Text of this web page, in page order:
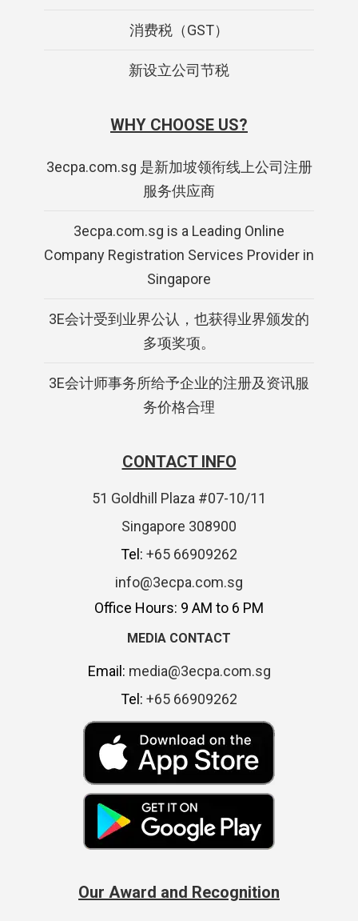
消费税（GST）
新设立公司节税
WHY CHOOSE US?
3ecpa.com.sg 是新加坡领衔线上公司注册
服务供应商
3ecpa.com.sg is a Leading Online
Company Registration Services Provider in
Singapore
3E会计受到业界公认，也获得业界颁发的
多项奖项。
3E会计师事务所给予企业的注册及资讯服
务价格合理
CONTACT INFO
51 Goldhill Plaza #07-10/11
Singapore 308900
Tel: +65 66909262
info@3ecpa.com.sg
Office Hours: 9 AM to 6 PM
MEDIA CONTACT
Email: media@3ecpa.com.sg
Tel: +65 66909262
Our Award and Recognition